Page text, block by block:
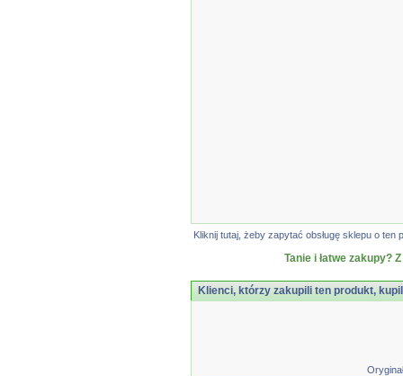
Kliknij tutaj, żeby zapytać obsługę sklepu o
Tanie i łatwe zakupy?
Klienci, którzy zakupili ten produkt,